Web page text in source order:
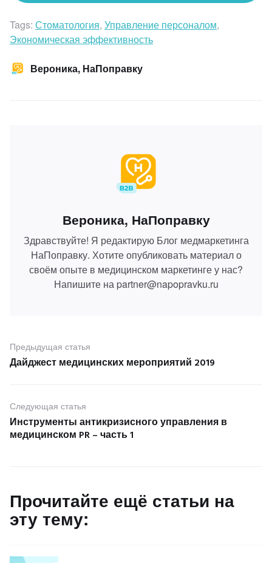
Tags: Стоматология, Управление персоналом,
Экономическая эффективность
Вероника, НаПоправку
Вероника, НаПоправку
Здравствуйте! Я редактирую Блог медмаркетинга
НаПоправку. Хотите опубликовать материал о
своём опыте в медицинском маркетинге у нас?
Напишите на partner@napopravku.ru
Навигация
по
Предыдущая статья
Предыдущие
Дайджест медицинских мероприятий 2019
Следующая статья
Next
post:
Инструменты антикризисного управления в
медицинском PR – часть 1
Прочитайте ещё статьи на
эту тему: